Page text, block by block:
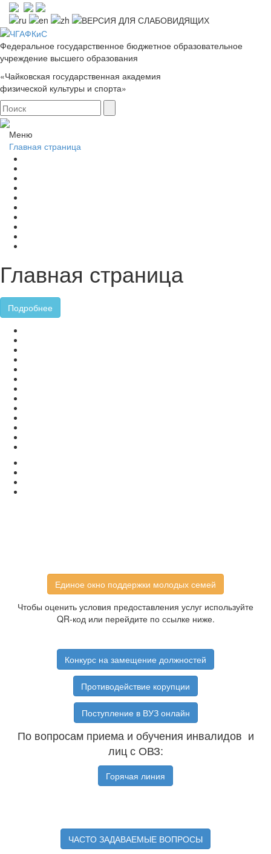
Федеральное государственное бюджетное образовательное
учреждение высшего образования
«Чайковская государственная академия
физической культуры и спорта»
Меню
Главная страница
Главная страница
Подробнее
Единое окно поддержки молодых семей
Чтобы оценить условия предоставления услуг используйте
QR-код или перейдите по ссылке ниже.
Конкурс на замещение должностей
Противодействие корупции
Поступление в ВУЗ онлайн
По вопросам приема и обучения инвалидов и
лиц с ОВЗ:
Горячая линия
ЧАСТО ЗАДАВАЕМЫЕ ВОПРОСЫ